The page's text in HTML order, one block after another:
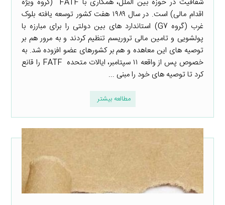
اقدام مالی) است. در سال ۱۹۸۹ هفت کشور توسعه یافته بلوک
غرب (گروه G7) استاندارد های بین دولتی را برای مبارزه با
پولشویی و تامین مالی تروریسم تنظیم کردند و به مرور هم بر
توصیه های این معاهده و هم بر کشورهای عضو افزوده شد. به
خصوص پس از واقعه ۱۱ سپتامبر، ایالات متحده FATF را قانع
کرد تا توصیه های خود را مبنی ...
مطالعه بیشتر